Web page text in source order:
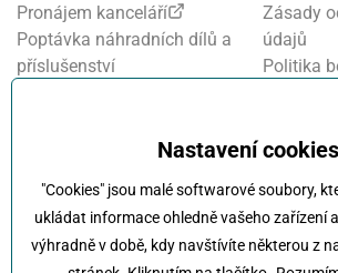
Nastavení cookies
"Cookies" jsou malé softwarové soubory,
ukládat informace ohledně vašeho zařízení
výhradně v době, kdy navštívíte některou z
Pronájem kanceláří
Poptávka náhradních dílů a
příslušenství
Zásady
údajů
Politika
Kola
provozu